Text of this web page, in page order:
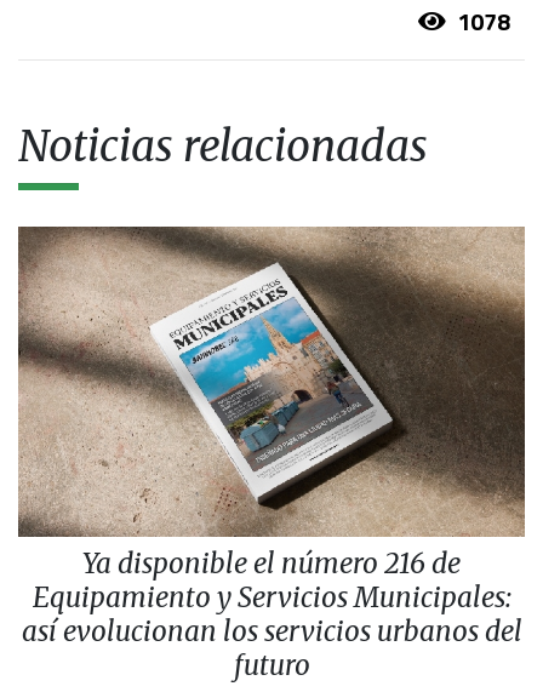
1078
Noticias relacionadas
Ya disponible el número 216 de
Equipamiento y Servicios Municipales:
así evolucionan los servicios urbanos del
futuro